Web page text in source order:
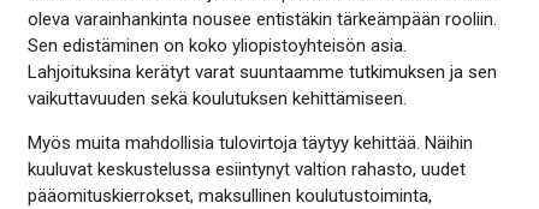
oleva varainhankinta nousee entistäkin tärkeämpään rooliin.
Sen edistäminen on koko yliopistoyhteisön asia.
Lahjoituksina kerätyt varat suuntaamme tutkimuksen ja sen
vaikuttavuuden sekä koulutuksen kehittämiseen.
Myös muita mahdollisia tulovirtoja täytyy kehittää. Näihin
kuuluvat keskustelussa esiintynyt valtion rahasto, uudet
pääomituskierrokset, maksullinen koulutustoiminta,